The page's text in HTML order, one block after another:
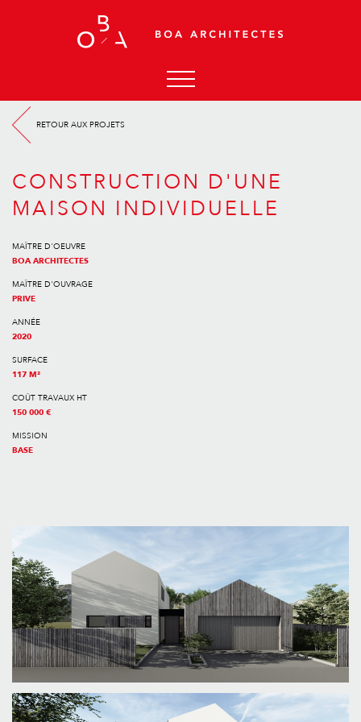
ACCUEIL
AGENCE
ACTUALITÉS
PROJETS
RETOUR AUX PROJETS
CONSTRUCTION D'UNE
MAISON INDIVIDUELLE
MAÎTRE D'OEUVRE
BOA ARCHITECTES
MAÎTRE D'OUVRAGE
PRIVE
ANNÉE
2020
SURFACE
117 M²
COÛT TRAVAUX HT
150 000 €
MISSION
BASE